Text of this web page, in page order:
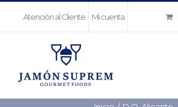
Atención al Cliente Mi cuenta